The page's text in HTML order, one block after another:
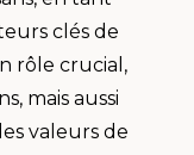
clés de
rôle crucial,
mais aussi
valeurs de